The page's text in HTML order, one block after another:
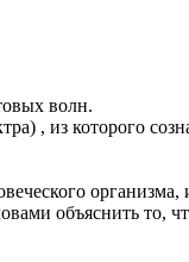
волн.
, из которого
организма,
объяснить то,